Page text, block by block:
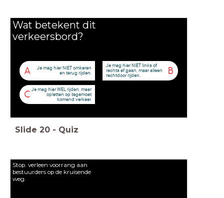
Wat betekent dit
verkeersbord?
A
Je mag hier NIET omkeren
en terug rijden.
B
Je mag hier NIET links of
rechts af gaan, maar alleen
rechtdoor rijden.
C
Je mag hier WEL rijden, maar
opletten op tegemoet
komend verkeer.
Slide 20 - Quiz
Stop. verleen voorrang aan
bestuurders op de kruisende
weg.